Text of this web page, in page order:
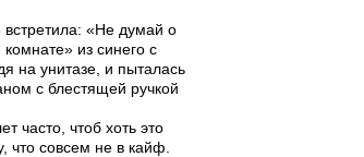
«Не думай о
из синего с
на унитазе, и пыталась
с блестящей ручкой
часто, чтоб хоть это
что совсем не в кайф.